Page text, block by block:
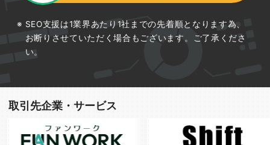
SEO支援は1業界あたり1社までの先着順となります為、
お断りさせていただく場合もございます。ご了承くださ
い。
取引先企業・サービス